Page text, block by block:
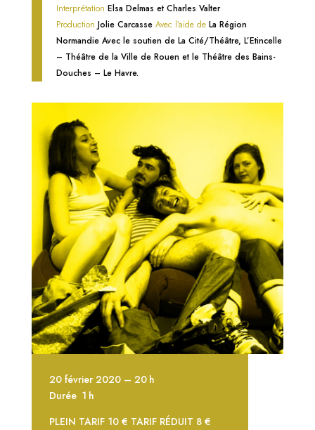
Interprétation Elsa Delmas et Charles Valter
Production Jolie Carcasse Avec l’aide deLa Région
Normandie Avec le soutien de La Cité/Théâtre, L’Etincelle
– Théâtre de la Ville de Rouen et le Théâtre des Bains-
Douches – Le Havre.
20 février 2020 – 20 h
Durée 1 h
PLEIN TARIF 10 € TARIF RÉDUIT 8 €